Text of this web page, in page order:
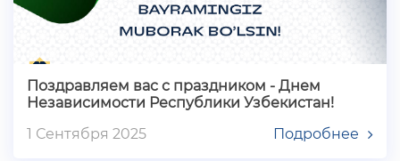
Поздравляем вас с праздником - Днем
Независимости Республики Узбекистан!
1 Сентября 2025
Подробнее